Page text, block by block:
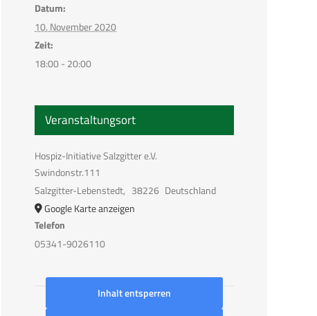
Datum:
10. November 2020
Zeit:
18:00 - 20:00
Veranstaltungsort
Hospiz-Initiative Salzgitter e.V.
Swindonstr.111
Salzgitter-Lebenstedt, 38226 Deutschland
Google Karte anzeigen
Telefon
05341-9026110
Inhalt entsperren